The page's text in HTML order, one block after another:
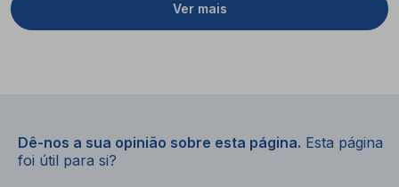
Ver mais
Dê-nos a sua opinião sobre esta página. Esta página
foi útil para si?